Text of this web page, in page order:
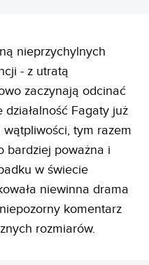
nieprzychylnych
- z utratą
zaczynają odcinać
Fagaty już
wątpliwości, tym razem
bardziej poważna i
w świecie
niewinna drama
komentarz
rozmiarów.